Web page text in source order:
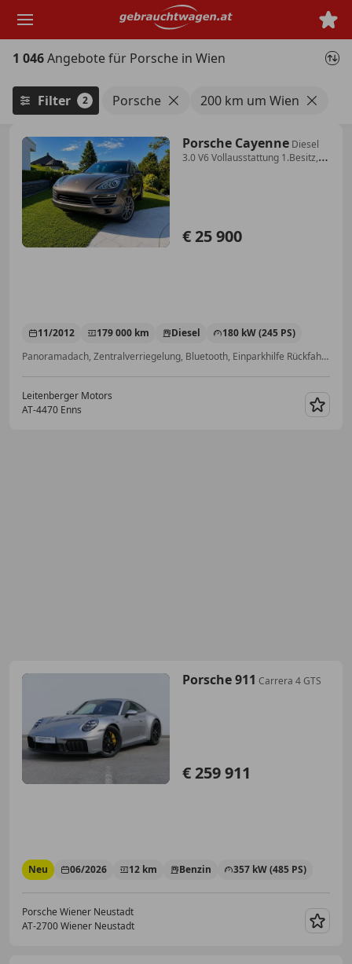
Hauptinhalt
1 046Angebote für Porsche in Wien
Filter 2 Porsche 200 km um Wien
Porsche Cayenne Diesel
3.0 V6 Vollausstattung 1.Besitz,
€ 25 900
11/2012 179 000 km Diesel
180 kW (245 PS)
Panoramadach, Zentralverriegelung, Bluetooth, Einparkhilfe Rückfahrkamera, Elektrische Sitze, ESP, LED-Tagfahrlicht, Start/Stop-Automatik
Leitenberger Motors
AT-4470 Enns
Porsche 911 Carrera 4 GTS
€ 259 911
Neu 06/2026 12 km Benzin 357 kW (485 PS)
Porsche Wiener Neustadt
AT-2700 Wiener Neustadt